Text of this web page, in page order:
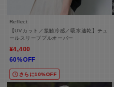
Reflect
【UVカット／接触冷感／吸水速乾】チュ
ールスリーブプルオーバー
¥4,400
60%OFF
さらに10%OFF